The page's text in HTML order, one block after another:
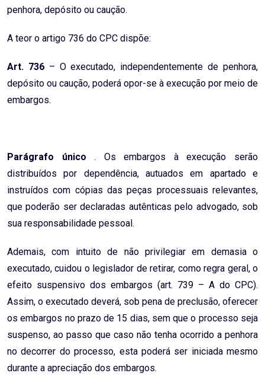
penhora, depósito ou caução.
A teor o artigo 736 do CPC dispõe:
Art. 736– O executado, independentemente de penhora,
depósito ou caução, poderá opor-se à execução por meio de
embargos.
Parágrafo único . Os embargos à execução serão
distribuídos por dependência, autuados em apartado e
instruídos com cópias das peças processuais relevantes,
que poderão ser declaradas autênticas pelo advogado, sob
sua responsabilidade pessoal.
Ademais, com intuito de não privilegiar em demasia o
executado, cuidou o legislador de retirar, como regra geral, o
efeito suspensivo dos embargos (art. 739 – A do CPC).
Assim, o executado deverá, sob pena de preclusão, oferecer
os embargos no prazo de 15 dias, sem que o processo seja
suspenso, ao passo que caso não tenha ocorrido a penhora
no decorrer do processo, esta poderá ser iniciada mesmo
durante a apreciação dos embargos.